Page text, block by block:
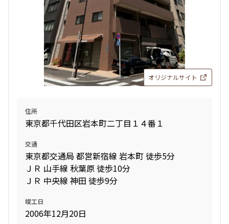
オリジナルサイト
住所
東京都千代田区岩本町二丁目１４番１
交通
東京都交通局 都営新宿線 岩本町 徒歩5分
ＪＲ 山手線 秋葉原 徒歩10分
ＪＲ 中央線 神田 徒歩9分
竣工日
2006年12月20日